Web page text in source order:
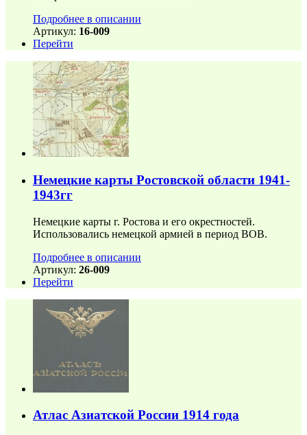
Подробнее в описании
Артикул: 16-009
Перейти
Немецкие карты Ростовской области 1941-
1943гг
Немецкие карты г. Ростова и его окрестностей.
Использовались немецкой армией в период ВОВ.
Подробнее в описании
Артикул: 26-009
Перейти
Атлас Азиатской России 1914 года